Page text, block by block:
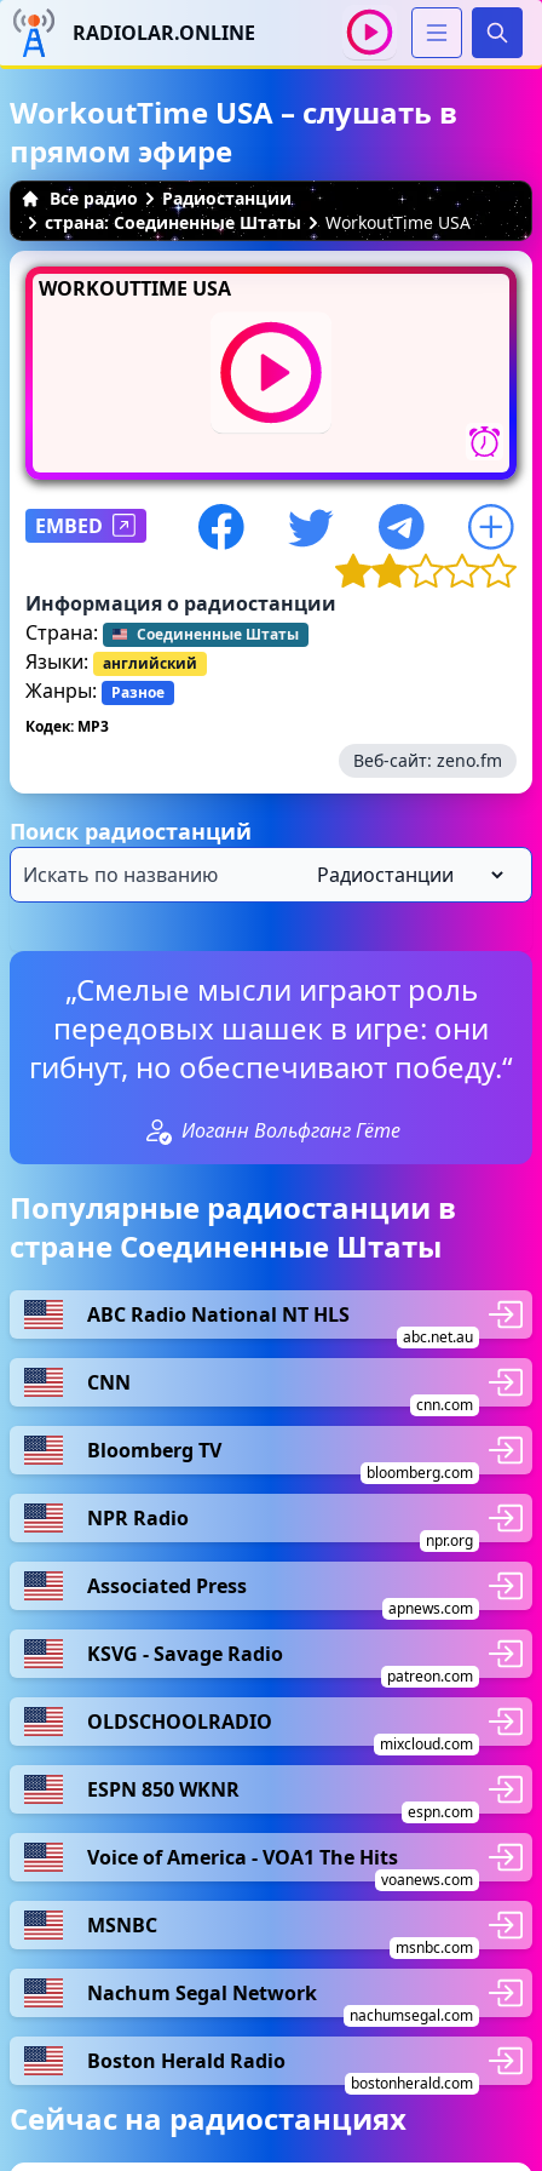
RADIOLAR.ONLINE
WorkoutTime USA – слушать в
прямом эфире
Все радио
Радиостанции
страна: Соединенные Штаты
WorkoutTime USA
WORKOUTTIME USA
EMBED
Информация о радиостанции
Страна:
Соединенные Штаты
Языки: английский
Жанры:
Разное
Кодек: MP3
Веб-сайт: zeno.fm
Поиск радиостанций
„Смелые мысли играют роль
передовых шашек в игре: они
гибнут, но обеспечивают победу.“
Иоганн Вольфганг Гёте
Популярные радиостанции в
стране Соединенные Штаты
ABC Radio National NT HLS
abc.net.au
CNN
cnn.com
Bloomberg TV
bloomberg.com
NPR Radio
npr.org
Associated Press
apnews.com
KSVG - Savage Radio
patreon.com
OLDSCHOOLRADIO
mixcloud.com
ESPN 850 WKNR
espn.com
Voice of America - VOA1 The Hits
voanews.com
MSNBC
msnbc.com
Nachum Segal Network
nachumsegal.com
Boston Herald Radio
bostonherald.com
Сейчас на радиостанциях